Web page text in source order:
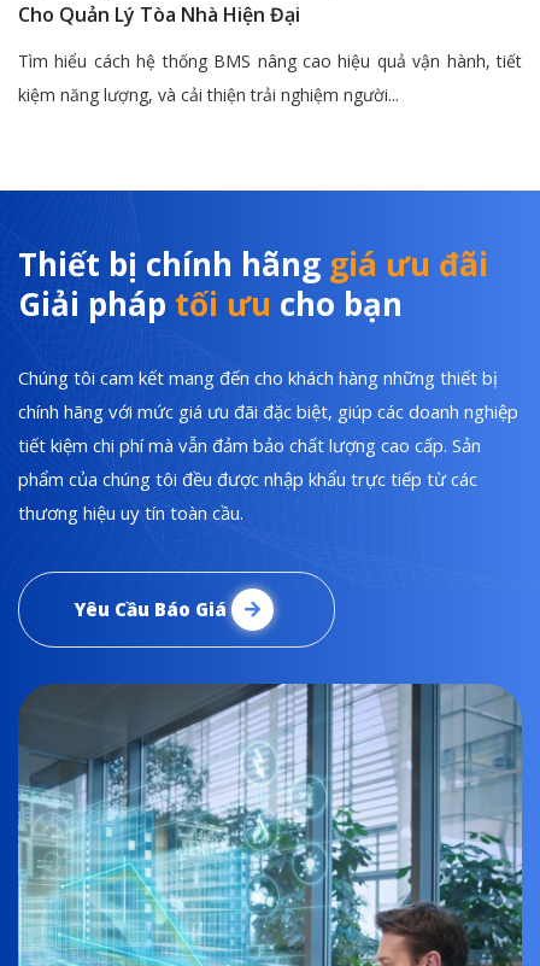
Cho Quản Lý Tòa Nhà Hiện Đại
Tìm hiểu cách hệ thống BMS nâng cao hiệu quả vận hành, tiết
kiệm năng lượng, và cải thiện trải nghiệm người...
Thiết bị chính hãng giá ưu đãi
Giải pháp tối ưu cho bạn
Chúng tôi cam kết mang đến cho khách hàng những thiết bị
chính hãng với mức giá ưu đãi đặc biệt, giúp các doanh nghiệp
tiết kiệm chi phí mà vẫn đảm bảo chất lượng cao cấp. Sản
phẩm của chúng tôi đều được nhập khẩu trực tiếp từ các
thương hiệu uy tín toàn cầu.
Yêu Cầu Báo Giá